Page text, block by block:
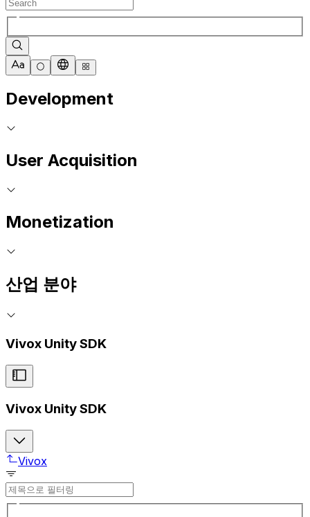
Development
User Acquisition
Monetization
산업 분야
Vivox Unity SDK
Vivox Unity SDK
Vivox